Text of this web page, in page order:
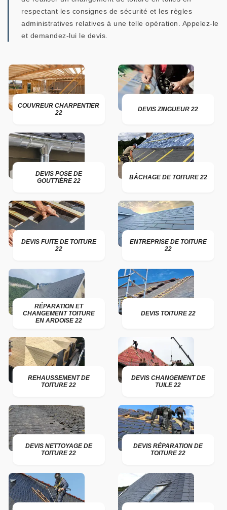
respectant les consignes de sécurité et les règles
administratives relatives à une telle opération. Appelez-le
et demandez-lui le devis.
COUVREUR CHARPENTIER
22
DEVIS ZINGUEUR 22
DEVIS POSE DE
GOUTTIÈRE 22
BÂCHAGE DE TOITURE 22
DEVIS FUITE DE TOITURE
22
ENTREPRISE DE TOITURE
22
RÉPARATION ET
CHANGEMENT TOITURE
EN ARDOISE 22
DEVIS TOITURE 22
REHAUSSEMENT DE
TOITURE 22
DEVIS CHANGEMENT DE
TUILE 22
DEVIS NETTOYAGE DE
TOITURE 22
DEVIS RÉPARATION DE
TOITURE 22